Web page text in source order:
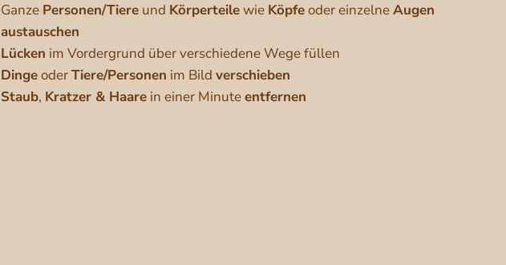
Ganze Personen/Tiereund Körperteilewie Köpfeoder einzelneAugen
austauschen
Lücken im Vordergrund über verschiedene Wege füllen
DingeoderTiere/Personen im Bild verschieben
Staub, Kratzer & Haarein einer Minuteentfernen